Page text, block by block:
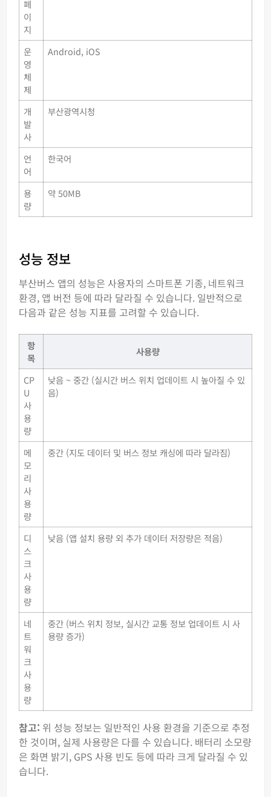
페
이
지
운
영
체
제
Android, iOS
개
발
사
부산광역시청
언
어
한국어
용
량
약 50MB
성능 정보
부산버스 앱의 성능은 사용자의 스마트폰 기종, 네트워크
환경, 앱 버전 등에 따라 달라질 수 있습니다. 일반적으로
다음과 같은 성능 지표를 고려할 수 있습니다.
항
목
사용량
CP
U
사
용
량
낮음 ~ 중간 (실시간 버스 위치 업데이트 시 높아질 수 있
음)
메
모
리
사
용
량
중간 (지도 데이터 및 버스 정보 캐싱에 따라 달라짐)
디
스
크
사
용
량
낮음 (앱 설치 용량 외 추가 데이터 저장량은 적음)
네
트
워
크
사
용
량
중간 (버스 위치 정보, 실시간 교통 정보 업데이트 시 사
용량 증가)
참고: 위 성능 정보는 일반적인 사용 환경을 기준으로 추정
한 것이며, 실제 사용량은 다를 수 있습니다. 배터리 소모량
은 화면 밝기, GPS 사용 빈도 등에 따라 크게 달라질 수 있
습니다.